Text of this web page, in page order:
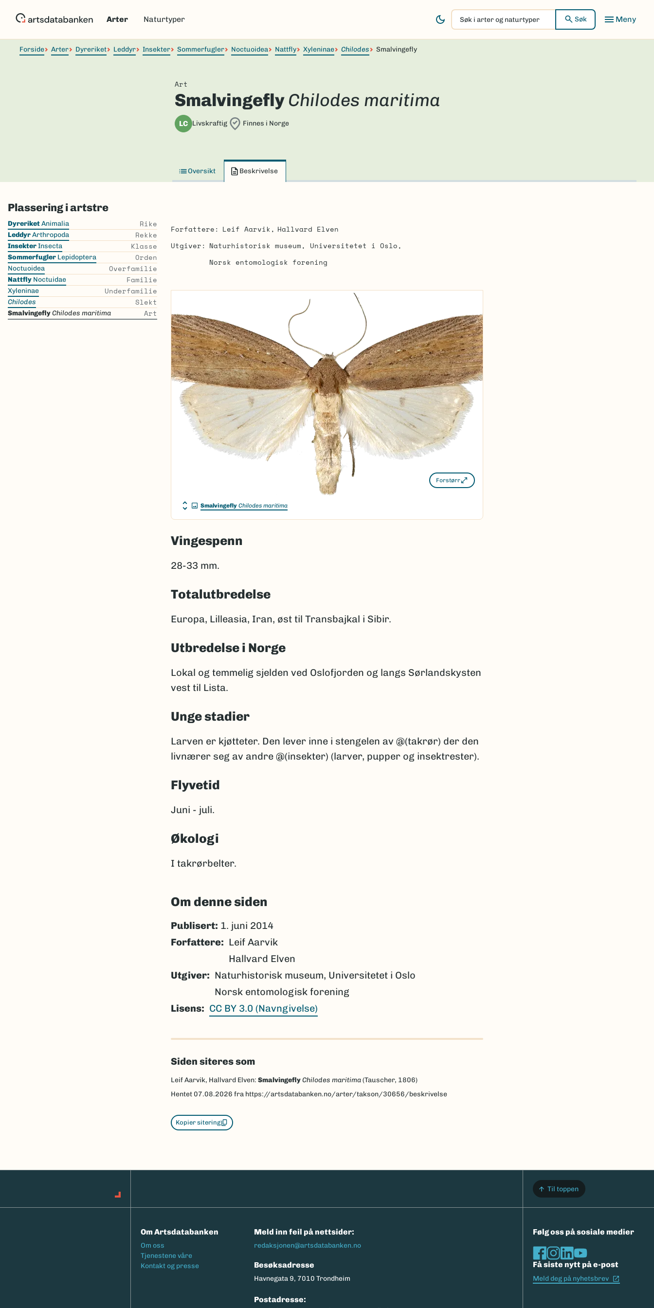
Arter Naturtyper
Søk
i
arter
Søk
Forside Arter Dyreriket Leddyr Insekter Sommerfugler Noctuoidea Nattfly Xyleninae Chilodes Smalvingefly
Art
Smalvingefly Chilodes maritima
LC Livskraftig Finnes i Norge
Oversikt Beskrivelse
Plassering i artstre
Skip
the
list
DyreriketAnimalia Rike
LeddyrArthropoda Rekke
InsekterInsecta Klasse
Sommerfugler Lepidoptera Orden
Noctuoidea Overfamilie
Nattfly Noctuidae Familie
Xyleninae Underfamilie
Chilodes Slekt
SmalvingeflyChilodes maritima Art
Forfattere Leif Aarvik
Hallvard Elven
Utgiver
Naturhistorisk museum, Universitetet i Oslo
Norsk entomologisk forening
Forstørr
Smalvingefly Chilodes maritima
Vingespenn
28-33 mm.
Totalutbredelse
Europa, Lilleasia, Iran, øst til Transbajkal i Sibir.
Utbredelse i Norge
Lokal og temmelig sjelden ved Oslofjorden og langs Sørlandskysten
vest til Lista.
Unge stadier
Larven er kjøtteter. Den lever inne i stengelen av @(takrør) der den
livnærer seg av andre @(insekter) (larver, pupper og insektrester).
Flyvetid
Juni - juli.
Økologi
I takrørbelter.
Om denne siden
Publisert: 1. juni 2014
Forfattere
Leif Aarvik
Hallvard Elven
Utgiver
Naturhistorisk museum, Universitetet i Oslo
Norsk entomologisk forening
Lisens
CC BY 3.0 (Navngivelse)
Siden siteres som
Leif Aarvik, Hallvard Elven: SmalvingeflyChilodes maritima(Tauscher, 1806)
Hentet 07.08.2026 fra https://artsdatabanken.no/arter/takson/30656/beskrivelse
Kopier sitering
Til toppen
Om Artsdatabanken
Footermeny
Om oss
Tjenestene våre
Kontakt og presse
Meld inn feil på nettsider:
redaksjonen@artsdatabanken.no
Besøksadresse
Havnegata 9, 7010 Trondheim
Postadresse:
Følg oss på sosiale medier
Få siste nytt på e-post
Meld deg på nyhetsbrev